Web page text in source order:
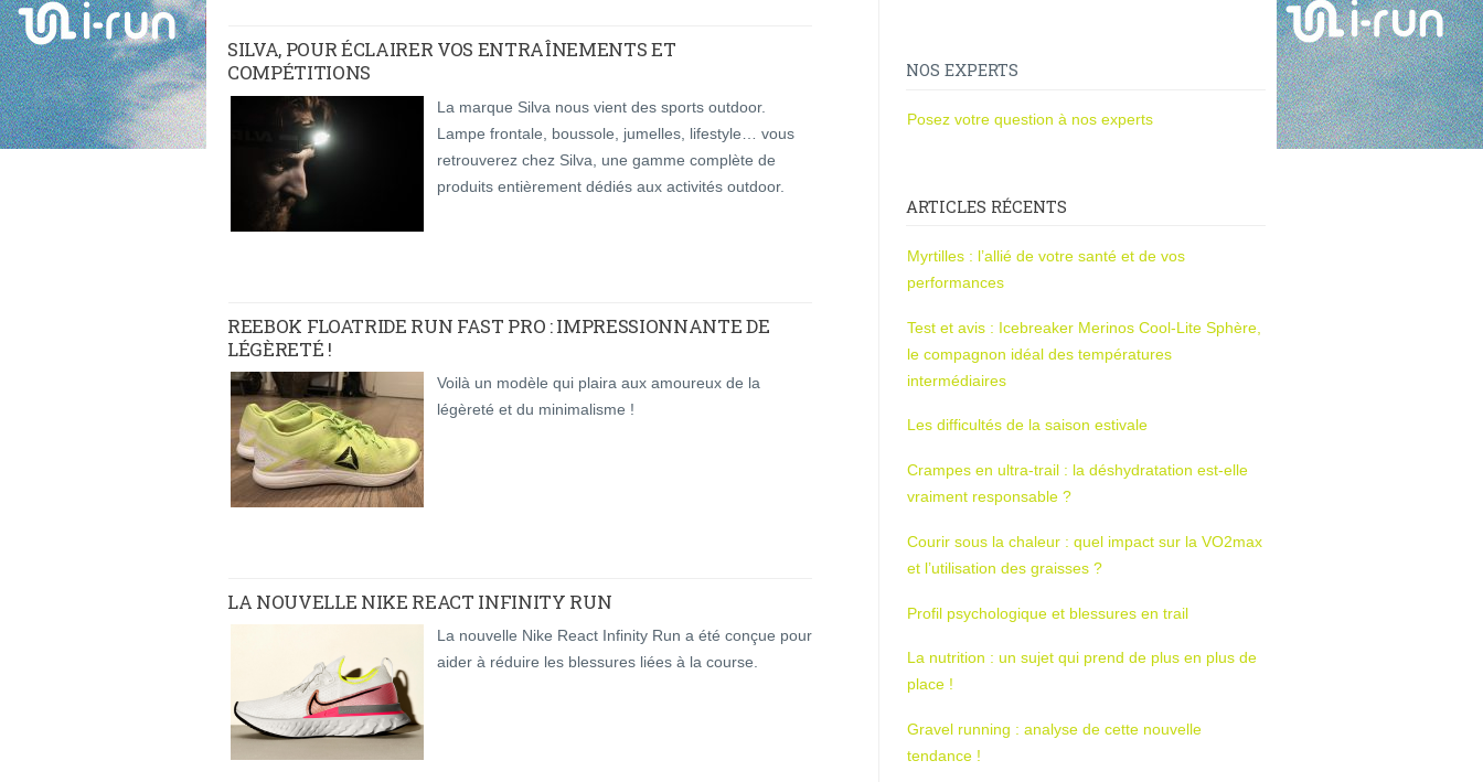
SILVA, POUR ÉCLAIRER VOS ENTRAÎNEMENTS ET
COMPÉTITIONS
La marque Silva nous vient des sports outdoor.
Lampe frontale, boussole, jumelles, lifestyle… vous
retrouverez chez Silva, une gamme complète de
produits entièrement dédiés aux activités outdoor.
REEBOK FLOATRIDE RUN FAST PRO : IMPRESSIONNANTE DE
LÉGÈRETÉ !
Voilà un modèle qui plaira aux amoureux de la
légèreté et du minimalisme !
LA NOUVELLE NIKE REACT INFINITY RUN
La nouvelle Nike React Infinity Run a été conçue pour
aider à réduire les blessures liées à la course.
NOS EXPERTS
Posez votre question à nos experts
ARTICLES RÉCENTS
Myrtilles : l’allié de votre santé et de vos
performances
Test et avis : Icebreaker Merinos Cool-Lite Sphère,
le compagnon idéal des températures
intermédiaires
Les difficultés de la saison estivale
Crampes en ultra-trail : la déshydratation est-elle
vraiment responsable ?
Courir sous la chaleur : quel impact sur la VO2max
et l’utilisation des graisses ?
Profil psychologique et blessures en trail
La nutrition : un sujet qui prend de plus en plus de
place !
Gravel running : analyse de cette nouvelle
tendance !